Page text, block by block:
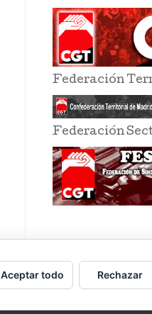
Federación
Federación
Aceptar todo Rechazar